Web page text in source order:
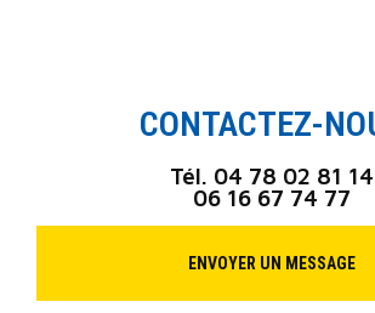
CONTACTEZ-
Tél. 04 78 02 81 14
06 16 67 74 77
ENVOYER UN MESSAGE